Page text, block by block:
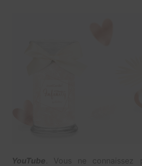
YouTube . Vous ne connaissez